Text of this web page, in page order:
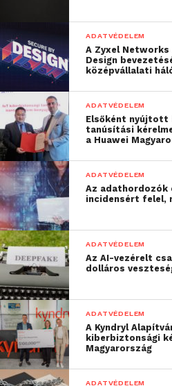
ADATVÉDELEM
A Zyxel Networks
Design
középvállalati
ADATVÉDELEM
Elsőként nyújtott
tanúsítási
a Huawei
ADATVÉDELEM
Az adathordozók
incidensért felel,
ADATVÉDELEM
Az AI-vezérelt
dolláros
ADATVÉDELEM
A Kyndryl
kiberbiztonsági
Magyarország
ADATVÉDELEM